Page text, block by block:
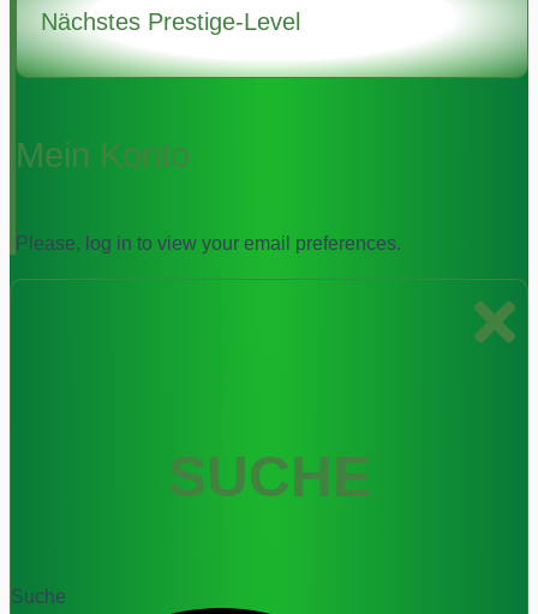
Nächstes Prestige-Level
Mein Konto
Please, log in to view your email preferences.
SUCHE
Suche